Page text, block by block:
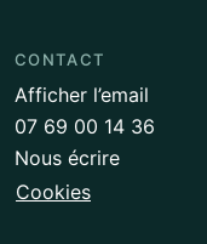
CONTACT
Afficher l’email
07 69 00 14 36
Nous écrire
Cookies